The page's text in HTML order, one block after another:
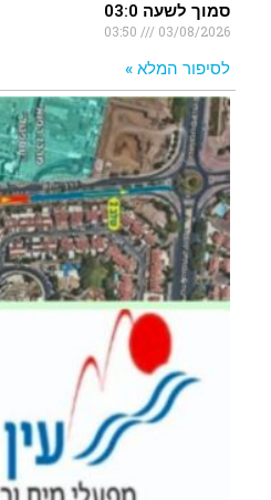
סמוך לשעה 03:0
03/08/2026
לסיפור המלא »